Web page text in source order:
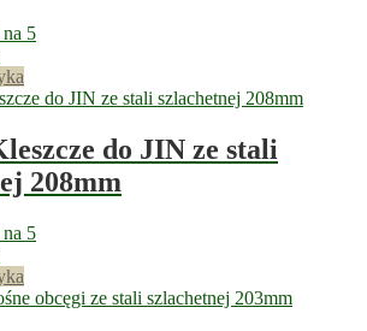
na 5
do JIN ze stali
208mm
na 5